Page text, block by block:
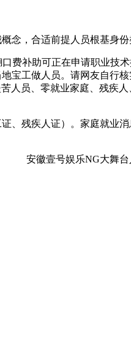
，合适前提人员根基身份
费补助可正在申请职业技
宝工做人员。请网友自行
人员、零就业家庭、残疾人
残疾人证）。家庭就业消
安徽壹号娱乐NG大舞